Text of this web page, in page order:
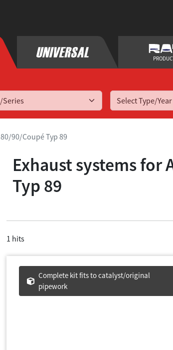
Select Type/Year
80/90/Coupé Typ 89
Exhaust systems for
Typ 89
1 hits
Complete kit fits to catalyst/original
pipework